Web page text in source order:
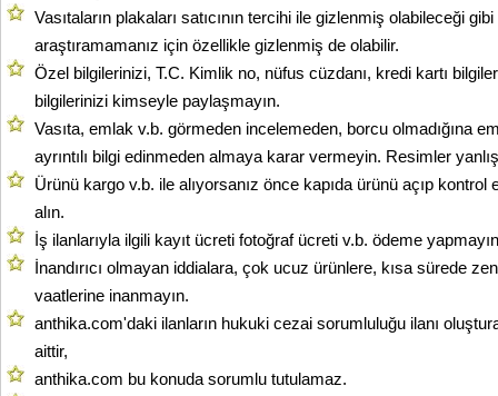
Vasıtaların plakaları satıcının tercihi ile gizlenmiş olabileceği gibi
araştıramamanız için özellikle gizlenmiş de olabilir.
Özel bilgilerinizi, T.C. Kimlik no, nüfus cüzdanı, kredi kartı
bilgilerinizi kimseyle paylaşmayın.
Vasıta, emlak v.b. görmeden incelemeden, borcu olmadığına
ayrıntılı bilgi edinmeden almaya karar vermeyin. Resimler
Ürünü kargo v.b. ile alıyorsanız önce kapıda ürünü açıp kontrol
alın.
İş ilanlarıyla ilgili kayıt ücreti fotoğraf ücreti v.b. ödeme
İnandırıcı olmayan iddialara, çok ucuz ürünlere, kısa sürede
vaatlerine inanmayın.
anthika.com'daki ilanların hukuki cezai sorumluluğu ilanı
aittir,
anthika.com bu konuda sorumlu tutulamaz.